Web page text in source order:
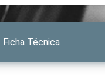
Ficha Técnica